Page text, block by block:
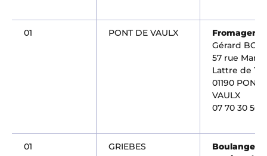
01 PONT DE VAULX
Fromagerie
Gérard
57 rue
Lattre de
01190 PONT
VAULX
07 70 30 50
01 GRIEBES
Boulangerie